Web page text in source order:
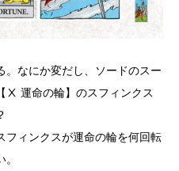
。なにか変だし、ソードのスー
Ⅹ 運命の輪】のスフィンクス
フィンクスが運命の輪を何回転